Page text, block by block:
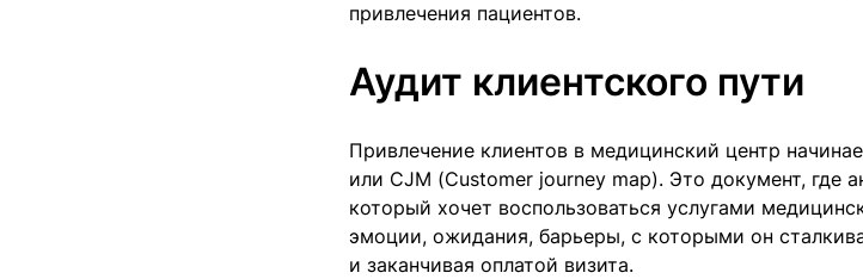
привлечения пациентов.
Аудит клиентского пути
Привлечение клиентов в медицинский центр
или CJM (Customer journey map). Это документ, где
который хочет воспользоваться услугами
эмоции, ожидания, барьеры, с которыми он
и заканчивая оплатой визита.